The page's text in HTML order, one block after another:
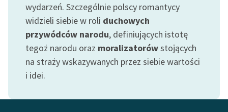
O projekcie
Zespół
Zasady wykorzystania
wydarzeń. Szczególnie polscy romantycy
widzieli siebie w roli duchowych
przywódców narodu, definiujących istotę
tegoż narodu oraz moralizatorówstojących
na straży wskazywanych przez siebie wartości
i idei.